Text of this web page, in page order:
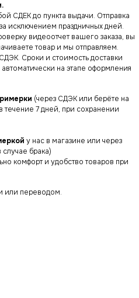
СДЕК до пункта выдачи. Отправка
исключением праздничных дней.
видеоотчет вашего заказа, вы
товар и мы отправляем.
Сроки и стоимость доставки
на этапе оформления
(через СДЭК или берёте на
7 дней, при сохранении
у нас в магазине или через
случае брака)
комфорт и удобство товаров при
или переводом.